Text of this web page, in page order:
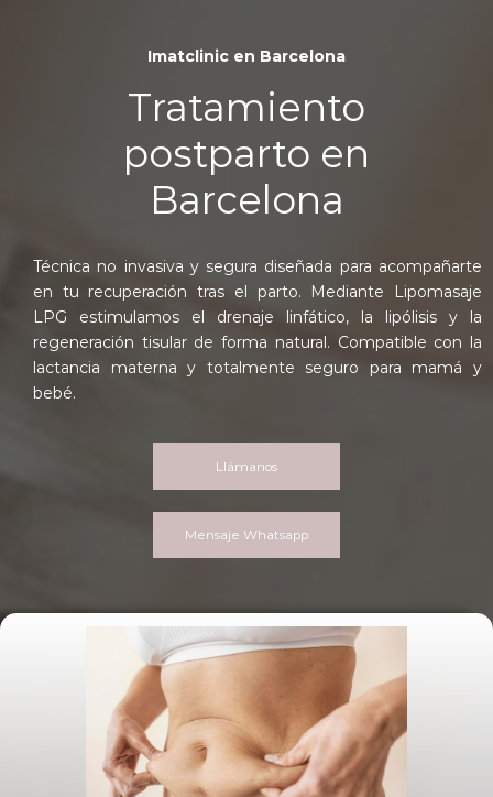
Imatclinic en Barcelona
Tratamiento
postparto en
Barcelona
Técnica no invasiva y segura diseñada para acompañarte
en tu recuperación tras el parto. Mediante Lipomasaje
LPG estimulamos el drenaje linfático, la lipólisis y la
regeneración tisular de forma natural. Compatible con la
lactancia materna y totalmente seguro para mamá y
bebé.
Llámanos
Mensaje Whatsapp